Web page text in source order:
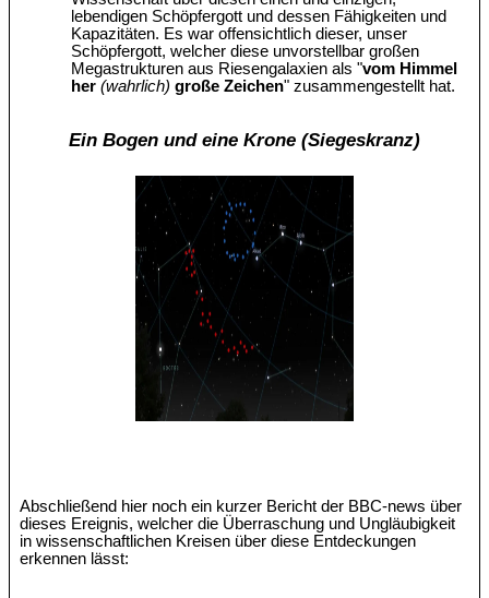
lebendigen Schöpfergott und dessen Fähigkeiten und
Kapazitäten. Es war offensichtlich dieser, unser
Schöpfergott, welcher diese unvorstellbar großen
Megastrukturen aus Riesengalaxien als "vom Himmel
her(wahrlich) große Zeichen" zusammengestellt hat.
Ein Bogen und eine Krone (Siegeskranz)
Abschließend hier noch ein kurzer Bericht der BBC-news über
dieses Ereignis, welcher die Überraschung und Ungläubigkeit
in wissenschaftlichen Kreisen über diese Entdeckungen
erkennen lässt: